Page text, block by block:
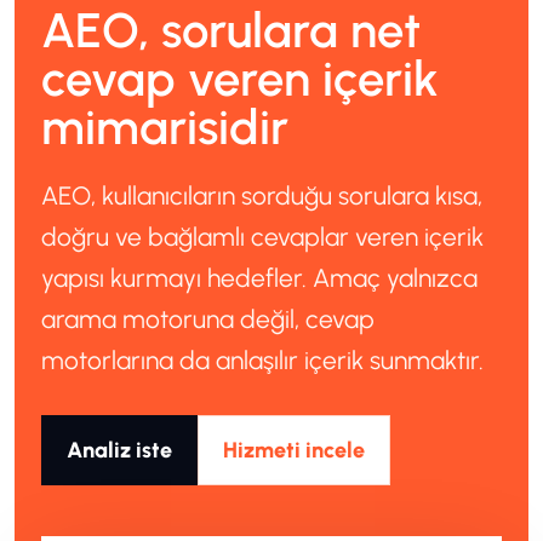
AEO, sorulara net
cevap veren içerik
mimarisidir
AEO, kullanıcıların sorduğu sorulara kısa,
doğru ve bağlamlı cevaplar veren içerik
yapısı kurmayı hedefler. Amaç yalnızca
arama motoruna değil, cevap
motorlarına da anlaşılır içerik sunmaktır.
Analiz iste Hizmeti incele